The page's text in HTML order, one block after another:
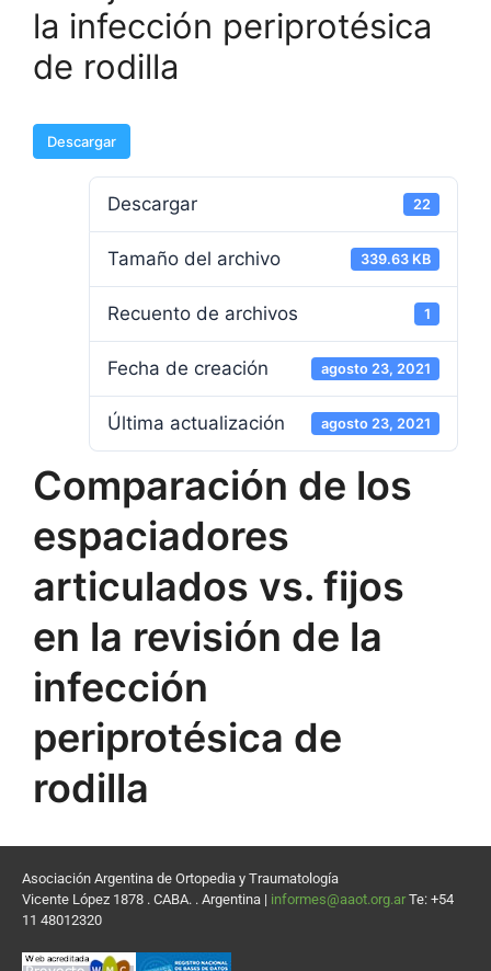
la infección periprotésica
de rodilla
Descargar
Descargar 22
Tamaño del archivo 339.63 KB
Recuento de archivos 1
Fecha de creación agosto 23, 2021
Última actualización agosto 23, 2021
Comparación de los
espaciadores
articulados vs. fijos
en la revisión de la
infección
periprotésica de
rodilla
Asociación Argentina de Ortopedia y Traumatología
Vicente López 1878 . CABA. . Argentina | informes@aaot.org.ar Te: +54
11 48012320